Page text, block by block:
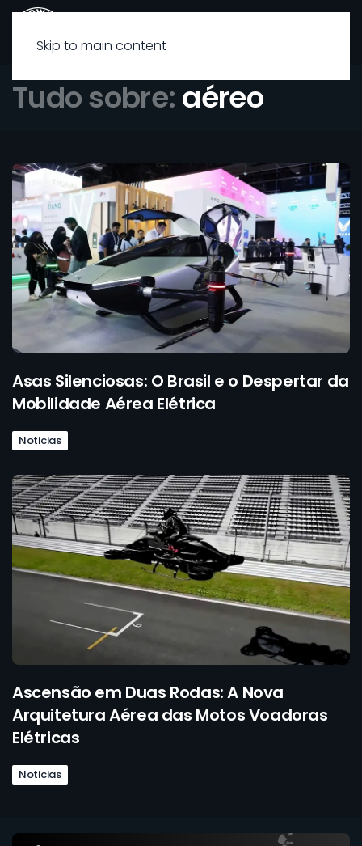
Skip to main content
Tudo sobre: aéreo
Asas Silenciosas: O Brasil e o Despertar da
Mobilidade Aérea Elétrica
Noticias
Ascensão em Duas Rodas: A Nova
Arquitetura Aérea das Motos Voadoras
Elétricas
Noticias